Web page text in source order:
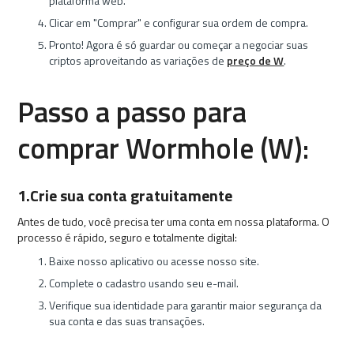
Clicar em "Comprar" e configurar sua ordem de compra.
Pronto! Agora é só guardar ou começar a negociar suas
criptos aproveitando as variações de preço de W.
Passo a passo para
comprar Wormhole (W):
1.Crie sua conta gratuitamente
Antes de tudo, você precisa ter uma conta em nossa plataforma. O
processo é rápido, seguro e totalmente digital:
Baixe nosso aplicativo ou acesse nosso site.
Complete o cadastro usando seu e-mail.
Verifique sua identidade para garantir maior segurança da
sua conta e das suas transações.